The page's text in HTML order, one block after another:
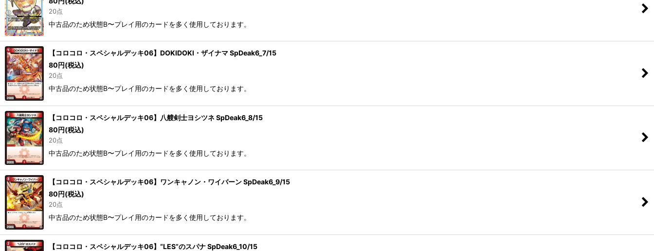
20点
中古品のため状態B〜プレイ用のカードを多く使用しております。
【コロコロ・スペシャルデッキ06】DOKIDOKI・ザイナマ SpDeak6_7/15
80 円(税込)
20点
中古品のため状態B〜プレイ用のカードを多く使用しております。
【コロコロ・スペシャルデッキ06】八艘剣士ヨシツネ SpDeak6_8/15
80円(税込)
20点
中古品のため状態B〜プレイ用のカードを多く使用しております。
【コロコロ・スペシャルデッキ06】ワンキャノン・ワイバーン SpDeak6_9/15
80 円(税込)
20点
中古品のため状態B〜プレイ用のカードを多く使用しております。
【コロコロ・スペシャルデッキ06】“LES”のスパナ SpDeak6_10/15